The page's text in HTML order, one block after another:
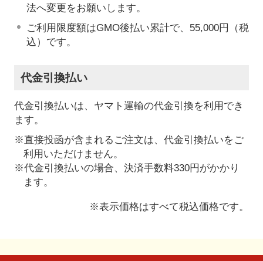
法へ変更をお願いします。
ご利用限度額はGMO後払い累計で、55,000円（税
込）です。
代金引換払い
代金引換払いは、ヤマト運輸の代金引換を利用でき
ます。
※直接投函が含まれるご注文は、代金引換払いをご
利用いただけません。
※代金引換払いの場合、決済手数料330円がかかり
ます。
※表示価格はすべて税込価格です。